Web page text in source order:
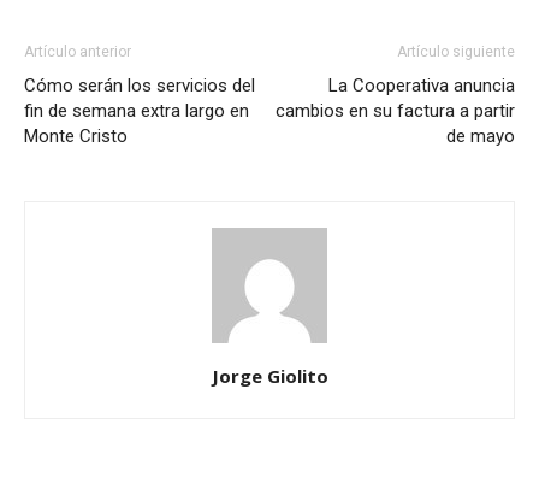
Artículo anterior
Cómo serán los servicios del
fin de semana extra largo en
Monte Cristo
Artículo siguiente
La Cooperativa anuncia
cambios en su factura a partir
de mayo
Jorge Giolito